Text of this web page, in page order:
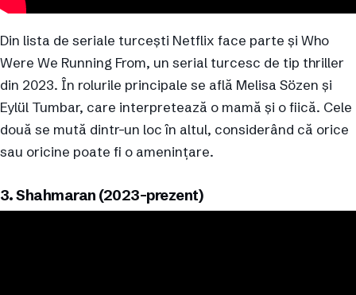
Din lista de seriale turcești Netflix face parte și Who
Were We Running From, un serial turcesc de tip thriller
din 2023. În rolurile principale se află Melisa Sözen și
Eylül Tumbar, care interpretează o mamă și o fiică. Cele
două se mută dintr-un loc în altul, considerând că orice
sau oricine poate fi o amenințare.
3. Shahmaran (2023-prezent)